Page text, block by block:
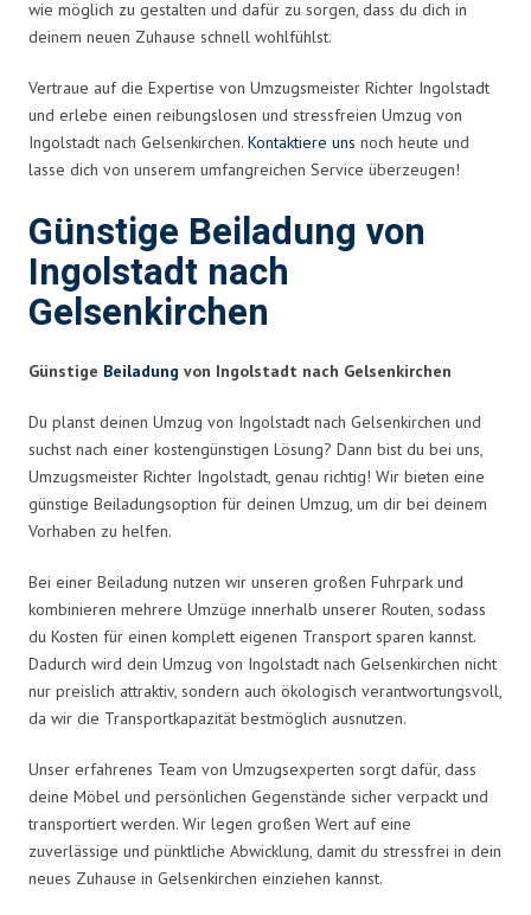
wie möglich zu gestalten und dafür zu sorgen, dass du dich in
deinem neuen Zuhause schnell wohlfühlst.
Vertraue auf die Expertise von Umzugsmeister Richter Ingolstadt
und erlebe einen reibungslosen und stressfreien Umzug von
Ingolstadt nach Gelsenkirchen. Kontaktiere uns noch heute und
lasse dich von unserem umfangreichen Service überzeugen!
Günstige Beiladung von
Ingolstadt nach
Gelsenkirchen
Günstige Beiladung von Ingolstadt nach Gelsenkirchen
Du planst deinen Umzug von Ingolstadt nach Gelsenkirchen und
suchst nach einer kostengünstigen Lösung? Dann bist du bei uns,
Umzugsmeister Richter Ingolstadt, genau richtig! Wir bieten eine
günstige Beiladungsoption für deinen Umzug, um dir bei deinem
Vorhaben zu helfen.
Bei einer Beiladung nutzen wir unseren großen Fuhrpark und
kombinieren mehrere Umzüge innerhalb unserer Routen, sodass
du Kosten für einen komplett eigenen Transport sparen kannst.
Dadurch wird dein Umzug von Ingolstadt nach Gelsenkirchen nicht
nur preislich attraktiv, sondern auch ökologisch verantwortungsvoll,
da wir die Transportkapazität bestmöglich ausnutzen.
Unser erfahrenes Team von Umzugsexperten sorgt dafür, dass
deine Möbel und persönlichen Gegenstände sicher verpackt und
transportiert werden. Wir legen großen Wert auf eine
zuverlässige und pünktliche Abwicklung, damit du stressfrei in dein
neues Zuhause in Gelsenkirchen einziehen kannst.